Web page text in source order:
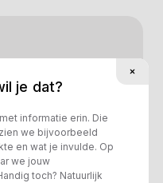
je dat?
informatie erin. Die
we bijvoorbeeld
en wat je invulde. Op
we jouw
toch? Natuurlijk